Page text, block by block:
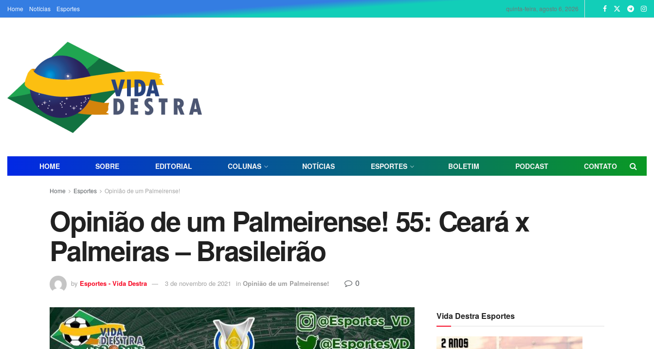
Home Notícias Esportes quinta-feira, agosto 6, 2026
HOME SOBRE EDITORIAL COLUNAS NOTÍCIAS ESPORTES BOLETIM PODCAST CONTATO
Home Esportes Opinião de um Palmeirense!
Opinião de um Palmeirense! 55: Ceará x
Palmeiras – Brasileirão
by Esportes - Vida Destra 3 de novembro de 2021 in Opinião de um Palmeirense! 0
Vida Destra Esportes